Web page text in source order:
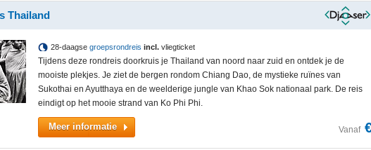
Thailand
28-daagse groepsrondreis incl. vliegticket
Tijdens deze rondreis doorkruis je Thailand van noord naar zuid en ontdek je de
mooiste plekjes. Je ziet de bergen rondom Chiang Dao, de mystieke ruïnes van
Sukothai en Ayutthaya en de weelderige jungle van Khao Sok nationaal park. De reis
eindigt op het mooie strand van Ko Phi Phi.
Meer informatie Vanaf